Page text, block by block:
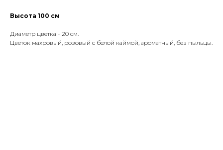
Высота 100 см
Диаметр цветка - 20 см.
Цветок махровый, розовый с белой каймой, ароматный, без пыльцы.